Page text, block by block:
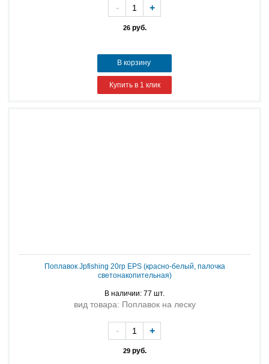
26руб.
- +
В корзину
Купить в 1 клик
Поплавок Jpfishing 20гр EPS (красно-белый, палочка
светонакопительная)
В наличии: 77 шт.
вид товара: Поплавок на леску
29руб.
- +